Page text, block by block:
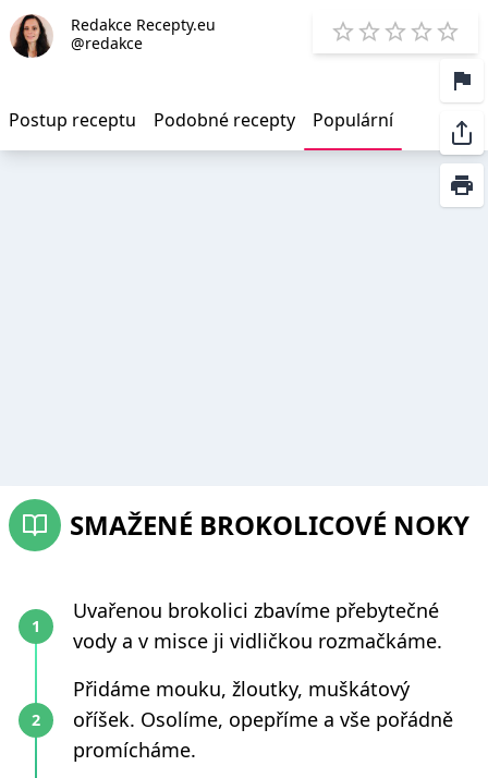
Redakce Recepty.eu
@redakce
1 Star
2 Stars
3 Stars
4 5
Postup receptu Podobné recepty Populární
SMAŽENÉ BROKOLICOVÉ NOKY
Uvařenou brokolici zbavíme přebytečné
vody a v misce ji vidličkou rozmačkáme.
Přidáme mouku, žloutky, muškátový
oříšek. Osolíme, opepříme a vše pořádně
promícháme.